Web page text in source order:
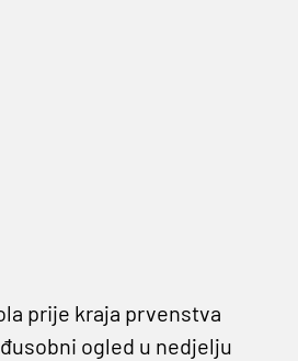
prije kraja prvenstva
ogled u nedjelju